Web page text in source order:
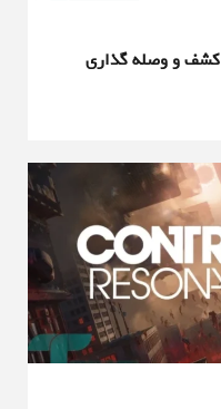
مایکروسافت با Project Perception کشف و وصله گذاری